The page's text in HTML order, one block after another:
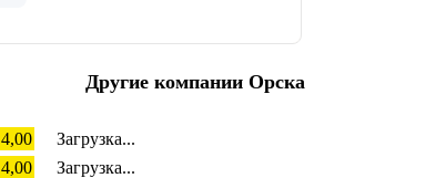
Другие компании Орска
4,00
Загрузка...
4,00
Загрузка...